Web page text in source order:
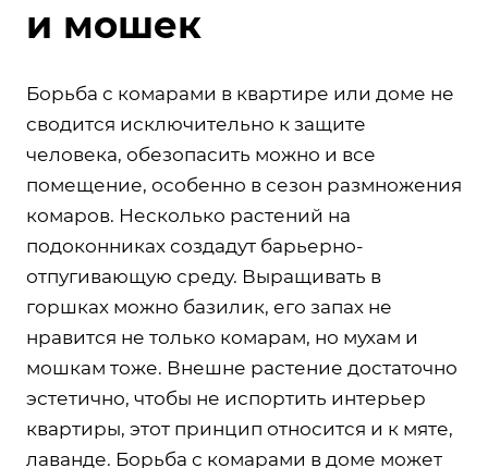
и мошек
Борьба с комарами в квартире или доме не
сводится исключительно к защите
человека, обезопасить можно и все
помещение, особенно в сезон размножения
комаров. Несколько растений на
подоконниках создадут барьерно-
отпугивающую среду. Выращивать в
горшках можно базилик, его запах не
нравится не только комарам, но мухам и
мошкам тоже. Внешне растение достаточно
эстетично, чтобы не испортить интерьер
квартиры, этот принцип относится и к мяте,
лаванде. Борьба с комарами в доме может